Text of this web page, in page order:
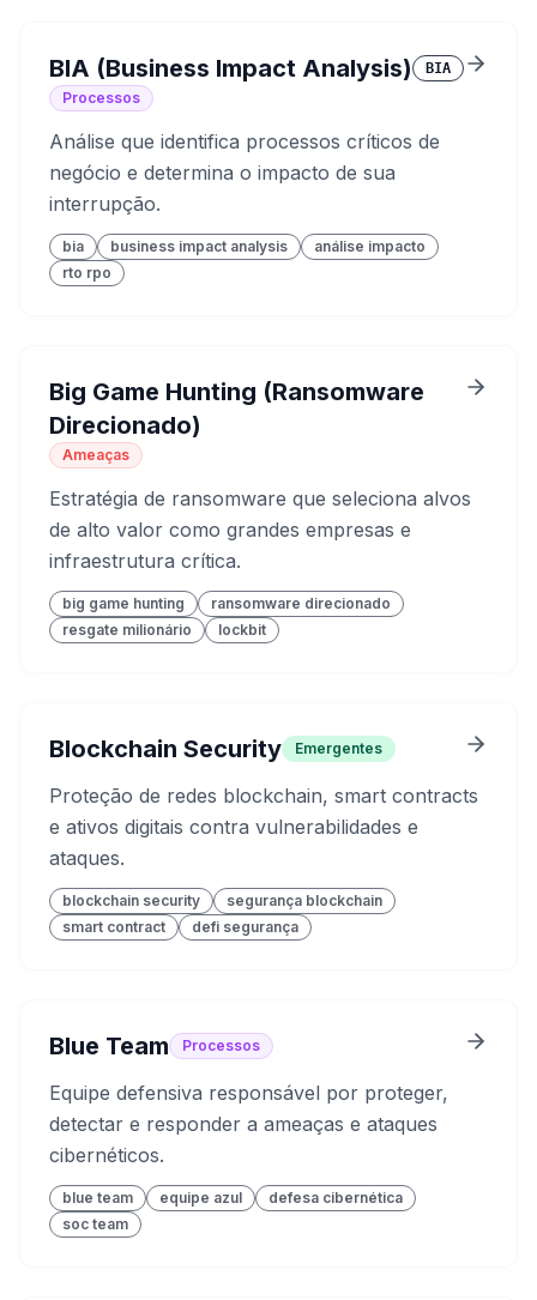
BIA (Business Impact Analysis) BIA
Processos
Análise que identifica processos críticos de
negócio e determina o impacto de sua
interrupção.
bia business impact analysis
análise impacto
rto rpo
Big Game Hunting (Ransomware
Direcionado)
Ameaças
Estratégia de ransomware que seleciona alvos
de alto valor como grandes empresas e
infraestrutura crítica.
big game hunting
ransomware direcionado
resgate milionário
lockbit
Blockchain Security Emergentes
Proteção de redes blockchain, smart contracts
e ativos digitais contra vulnerabilidades e
ataques.
blockchain security
segurança blockchain
smart contract
defi segurança
Blue Team Processos
Equipe defensiva responsável por proteger,
detectar e responder a ameaças e ataques
cibernéticos.
blue team equipe azul
defesa cibernética
soc team